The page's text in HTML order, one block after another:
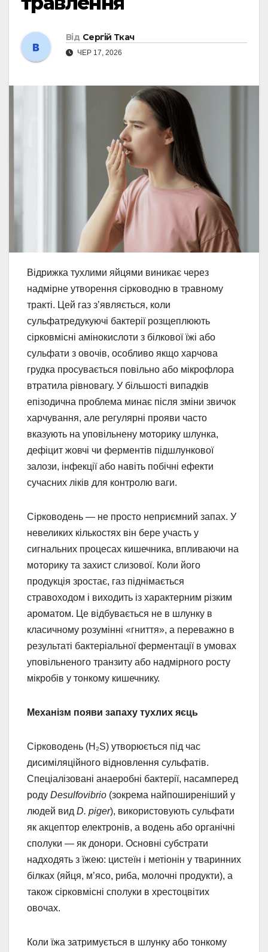
Від Сергій Ткач
ЧЕР 17, 2026
Відрижка тухлими яйцями виникає через
надмірне утворення сірководню в травному
тракті. Цей газ з’являється, коли
сульфатредукуючі бактерії розщеплюють
сірковмісні амінокислоти з білкової їжі або
сульфати з овочів, особливо якщо харчова
грудка просувається повільно або мікрофлора
втратила рівновагу. У більшості випадків
епізодична проблема минає після зміни звичок
харчування, але регулярні прояви часто
вказують на уповільнену моторику шлунка,
дефіцит жовчі чи ферментів підшлункової
залози, інфекції або навіть побічні ефекти
сучасних ліків для контролю ваги.
Сірководень — не просто неприємний запах. У
невеликих кількостях він бере участь у
сигнальних процесах кишечника, впливаючи на
моторику та захист слизової. Коли його
продукція зростає, газ піднімається
стравоходом і виходить із характерним різким
ароматом. Це відбувається не в шлунку в
класичному розумінні «гниття», а переважно в
результаті бактеріальної ферментації в умовах
уповільненого транзиту або надмірного росту
мікробів у тонкому кишечнику.
Механізм появи запаху тухлих яєць
Сірководень (H₂S) утворюється під час
дисиміляційного відновлення сульфатів.
Спеціалізовані анаеробні бактерії, насамперед
роду Desulfovibrio (зокрема найпоширеніший у
людей вид D. piger), використовують сульфати
як акцептор електронів, а водень або органічні
сполуки — як донори. Основні субстрати
надходять з їжею: цистеїн і метіонін у тваринних
білках (яйця, м’ясо, риба, молочні продукти), а
також сірковмісні сполуки в хрестоцвітих
овочах.
Коли їжа затримується в шлунку або тонкому